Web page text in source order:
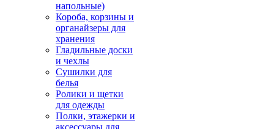
напольные)
Короба, корзины и
органайзеры для
хранения
Гладильные доски
и чехлы
Сушилки для
белья
Ролики и щетки
для одежды
Полки, этажерки и
аксессуары для